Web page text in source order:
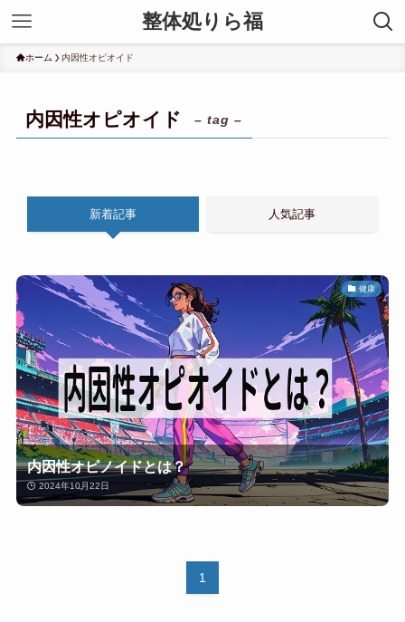
整体処りら福
ホーム 内因性オピオイド
内因性オピオイド – tag –
新着記事 人気記事
健康
内因性オピノイドとは？
2024年10月22日
1